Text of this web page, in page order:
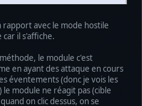
rapport avec le mode hostile
il s'affiche.
le module c'est
en ayant des attaque en cours
éventements (donc je vois les
module ne réagit pas (cible
on clic dessus, on se